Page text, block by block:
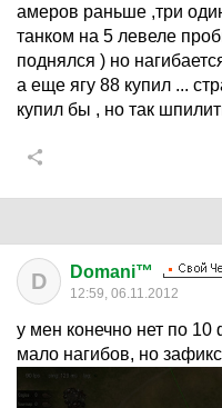
амеров раньше ,три
танком на 5 левеле
поднялся ) но
а еще ягу 88 купил ...
купил бы , но так
D Domani™
12:59, 06.11.2012
у мен конечно нет по
мало нагибов, но